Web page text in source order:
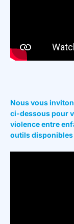
Nous vous
ci-dessous pour
violence entre
outils disponibles